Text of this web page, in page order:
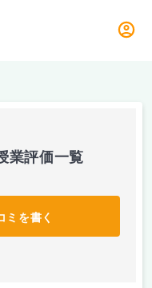
業評価一覧
ミを書く